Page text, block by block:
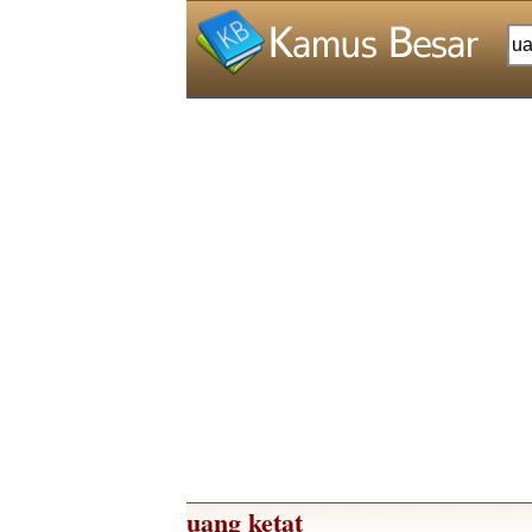
uang ketat